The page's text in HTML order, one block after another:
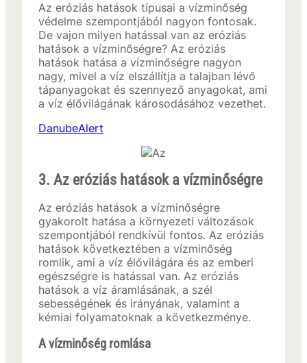
Az eróziás hatások típusai a vízminőség
védelme szempontjából nagyon fontosak.
De vajon milyen hatással van az eróziás
hatások a vízminőségre? Az eróziás
hatások hatása a vízminőségre nagyon
nagy, mivel a víz elszállítja a talajban lévő
tápanyagokat és szennyező anyagokat, ami
a víz élővilágának károsodásához vezethet.
DanubeAlert
3. Az eróziás hatások a vízminőségre
Az eróziás hatások a vízminőségre
gyakorolt hatása a környezeti változások
szempontjából rendkívül fontos. Az eróziás
hatások következtében a vízminőség
romlik, ami a víz élővilágára és az emberi
egészségre is hatással van. Az eróziás
hatások a víz áramlásának, a szél
sebességének és irányának, valamint a
kémiai folyamatoknak a következménye.
A vízminőség romlása